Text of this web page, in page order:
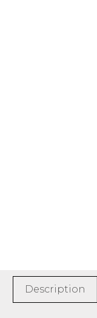
Description